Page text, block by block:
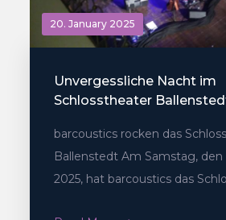
20. January 2025
Unvergessliche Nacht im
Schlosstheater
barcoustics rocken das
Ballenstedt Am Samstag, den
2025, hat barcoustics das